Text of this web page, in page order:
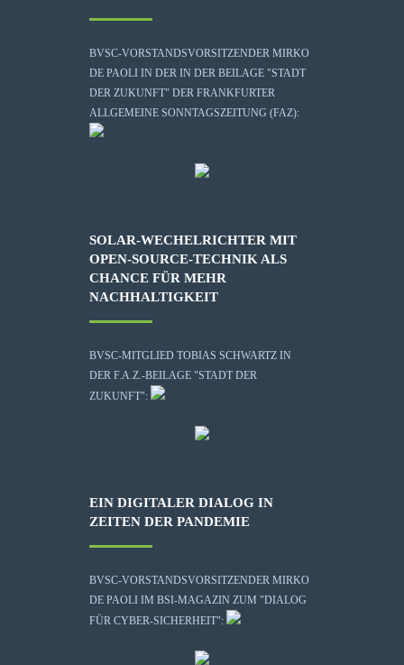
BVSC-VORSTANDSVORSITZENDER MIRKO
DE PAOLI IN DER IN DER BEILAGE "STADT
DER ZUKUNFT" DER FRANKFURTER
ALLGEMEINE SONNTAGSZEITUNG (FAZ):
SOLAR-WECHELRICHTER MIT
OPEN-SOURCE-TECHNIK ALS
CHANCE FÜR MEHR
NACHHALTIGKEIT
BVSC-MITGLIED TOBIAS SCHWARTZ IN
DER F.A.Z.-BEILAGE "STADT DER
ZUKUNFT":
EIN DIGITALER DIALOG IN
ZEITEN DER PANDEMIE
BVSC-VORSTANDSVORSITZENDER MIRKO
DE PAOLI IM BSI-MAGAZIN ZUM "DIALOG
FÜR CYBER-SICHERHEIT":